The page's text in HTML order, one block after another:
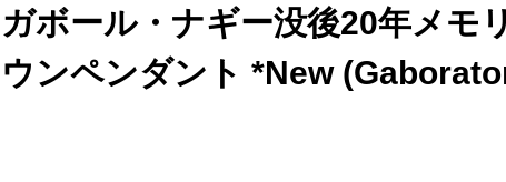
ガボール・ナギー没後20年メモ
ウンペンダント *New